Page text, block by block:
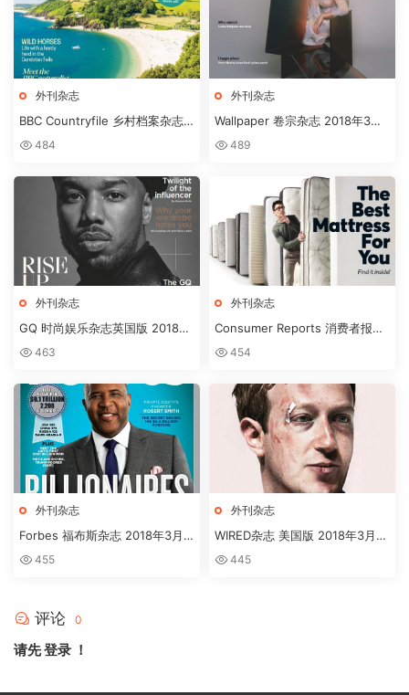
外刊杂志
BBC Countryfile 乡村档案杂志
MARCH2018
484
外刊杂志
Wallpaper 卷宗杂志 2018年3月
刊 489
外刊杂志
GQ 时尚娱乐杂志英国版 2018年
3月刊下载
463
外刊杂志
Consumer Reports 消费者报告
杂志 2018年3月刊下载
454
外刊杂志
Forbes 福布斯杂志 2018年3月
刊下载
455
外刊杂志
WIRED杂志 美国版 2018年3月刊
高清英文版订阅下载
445
评论 0
请先登录 ！